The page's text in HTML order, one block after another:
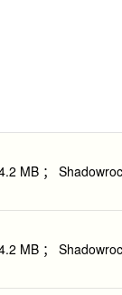
MB ；
MB ；